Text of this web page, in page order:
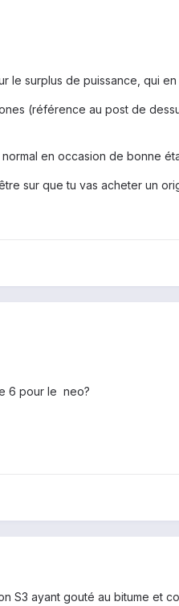
le surplus de puissance, qui
(référence au post de
en occasion de bonne
sur que tu vas acheter un
6 pour le neo?
S3 ayant gouté au bitume et